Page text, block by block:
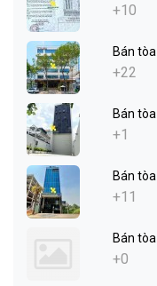
+10
Bán
+22
Bán
+1
Bán
+11
Bán
+0